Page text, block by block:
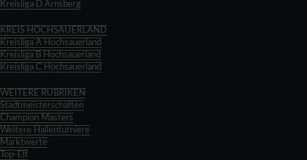
Kreisliga D Arnsberg
KREIS HOCHSAUERLAND
Kreisliga A Hochsauerland
Kreisliga B Hochsauerland
Kreisliga C Hochsauerland
WEITERE RUBRIKEN
Stadtmeisterschaften
Champion Masters
Weitere Hallenturniere
Marktwerte
Top-Elf